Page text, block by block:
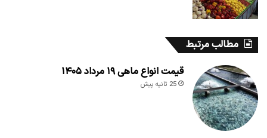
مطالب مرتبط
قیمت انواع ماهی ۱۹ مرداد ۱۴۰۵
25 ثانیه پیش